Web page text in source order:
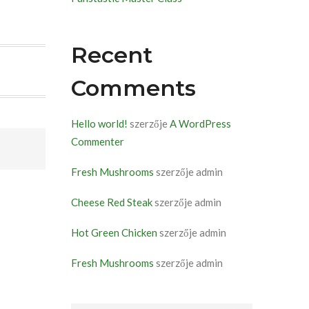
Recent
Comments
Hello world! szerzője A WordPress
Commenter
Fresh Mushrooms szerzőjeadmin
Cheese Red Steakszerzőjeadmin
Hot Green Chicken szerzőjeadmin
Fresh Mushrooms szerzőjeadmin